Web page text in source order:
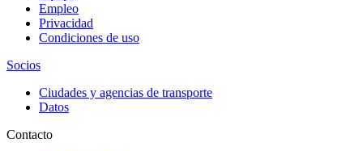
Empleo
Privacidad
Condiciones de uso
Socios
Ciudades y agencias de transporte
Datos
Contacto